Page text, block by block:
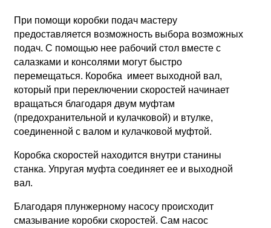
При помощи коробки подач мастеру
предоставляется возможность выбора возможных
подач. С помощью нее рабочий стол вместе с
салазками и консолями могут быстро
перемещаться. Коробка имеет выходной вал,
который при переключении скоростей начинает
вращаться благодаря двум муфтам
(предохранительной и кулачковой) и втулке,
соединенной с валом и кулачковой муфтой.
Коробка скоростей находится внутри станины
станка. Упругая муфта соединяет ее и выходной
вал.
Благодаря плунжерному насосу происходит
смазывание коробки скоростей. Сам насос